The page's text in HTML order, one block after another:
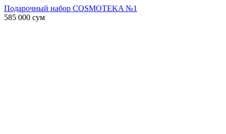
Подарочный набор COSMOTEKA №1
585 000 сум